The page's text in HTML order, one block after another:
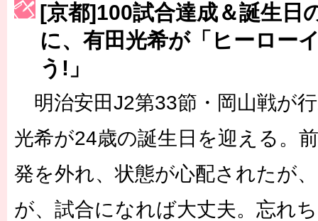
［3222号］史上最大のW杯開幕 注目は「個」
長谷川 アーリアジャスールさんがシンポジウム「気候変動から命
[京都]100試合達成＆誕生日
に、有田光希が「ヒーロー
う!」
明治安田J2第33節・岡山戦が
光希が24歳の誕生日を迎える。
発を外れ、状態が心配されたが
が、試合になれば大丈夫。忘れ